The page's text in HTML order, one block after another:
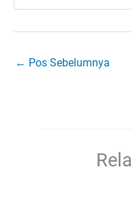
← Pos Sebelumnya